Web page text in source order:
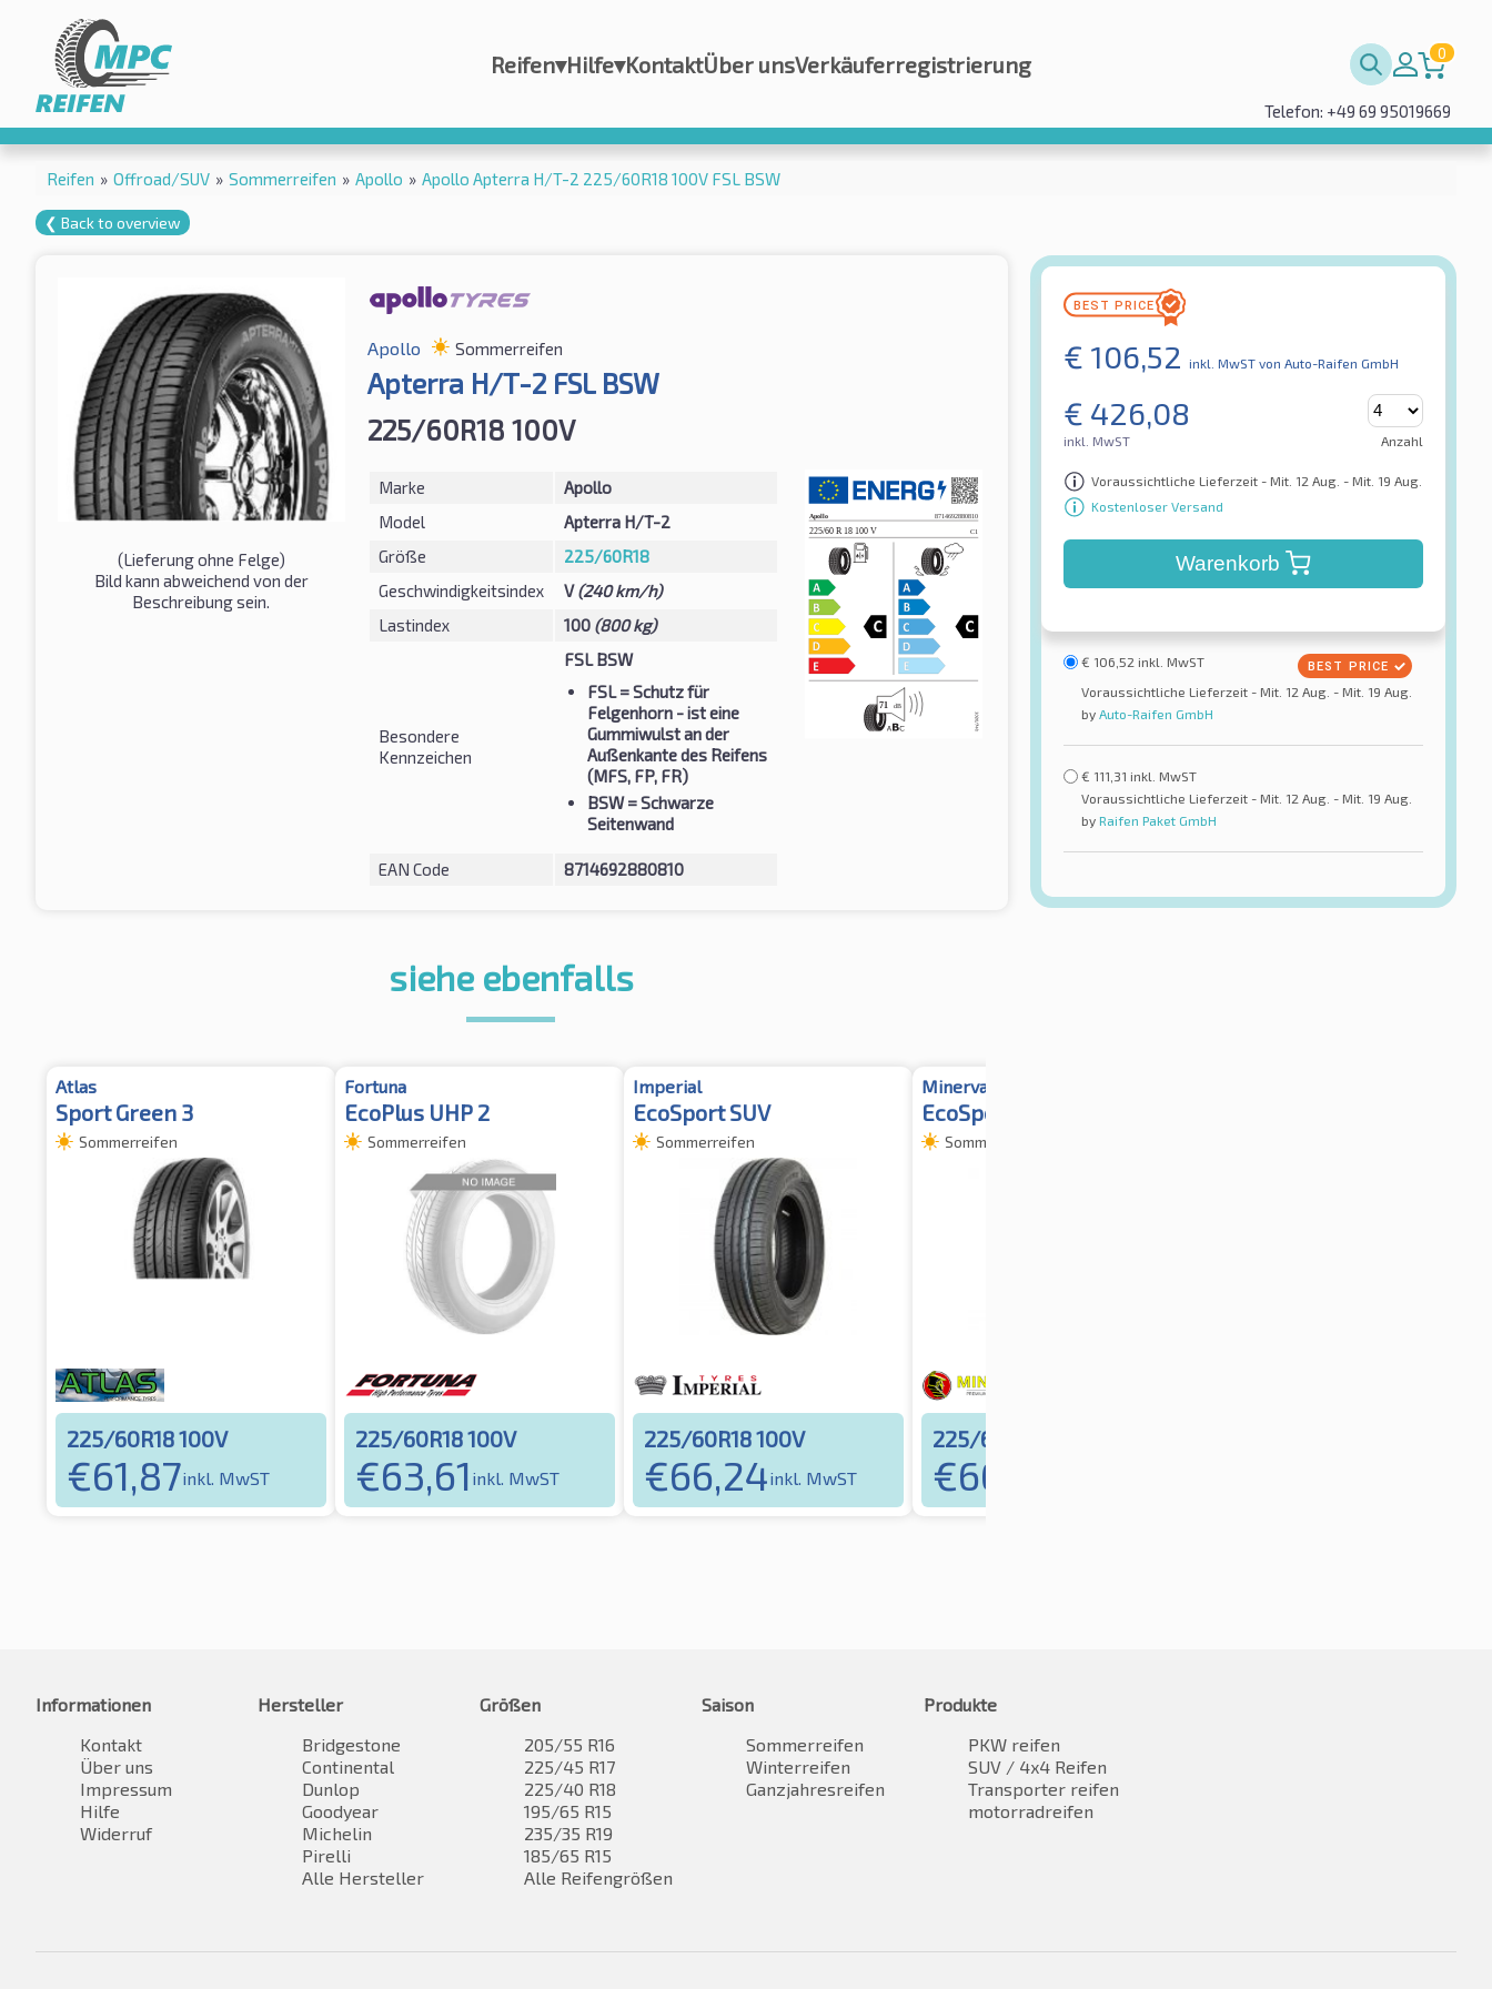
Reifen▾Hilfe▾KontaktÜber unsVerkäuferregistrierung 0
Telefon: +49 69 95019669
Reifen » Offroad/SUV » Sommerreifen » Apollo » Apollo Apterra H/T-2 225/60R18 100V FSL BSW
❮ Back to overview
(Lieferung ohne Felge)
Bild kann abweichend von der
Beschreibung sein.
Apollo Sommerreifen
Apterra H/T-2 FSL BSW
225/60R18 100V
Marke
Apollo
Model
Apterra H/T-2
Größe
225/60R18
Geschwindigkeitsindex
V(240 km/h)
Lastindex
100 (800 kg)
Besondere
Kennzeichen
FSL BSW
FSL= Schutz für
Felgenhorn - ist eine
Gummiwulst an der
Außenkante des Reifens
(MFS, FP, FR)
BSW= Schwarze
Seitenwand
EAN Code 8714692880810
€ 106,52 inkl. MwST von Auto-Raifen GmbH
€ 426,08
inkl. MwST Anzahl
Voraussichtliche Lieferzeit - Mit. 12 Aug. - Mit. 19 Aug.
Kostenloser Versand
Warenkorb
€ 106,52 inkl. MwST
Voraussichtliche Lieferzeit - Mit. 12 Aug. - Mit. 19 Aug.
by Auto-Raifen GmbH
€ 111,31 inkl. MwST
Voraussichtliche Lieferzeit - Mit. 12 Aug. - Mit. 19 Aug.
by Raifen Paket GmbH
siehe ebenfalls
Atlas
Sport Green 3
Sommerreifen
225/60R18 100V
€61,87inkl. MwST
Fortuna
EcoPlus UHP 2
Sommerreifen
225/60R18 100V
€63,61 inkl. MwST
Imperial
EcoSport SUV
Sommerreifen
225/60R18 100V
€66,24inkl. MwST
Minerva
EcoSpeed2 SUV
Sommerreifen
225/60R18 100V
€66,89
Informationen
Kontakt
Über uns
Impressum
Hilfe
Widerruf
Hersteller
Bridgestone
Continental
Dunlop
Goodyear
Michelin
Pirelli
Alle Hersteller
Größen
205/55 R16
225/45 R17
225/40 R18
195/65 R15
235/35 R19
185/65 R15
Alle Reifengrößen
Saison
Sommerreifen
Winterreifen
Ganzjahresreifen
Produkte
PKW reifen
SUV / 4x4 Reifen
Transporter reifen
motorradreifen